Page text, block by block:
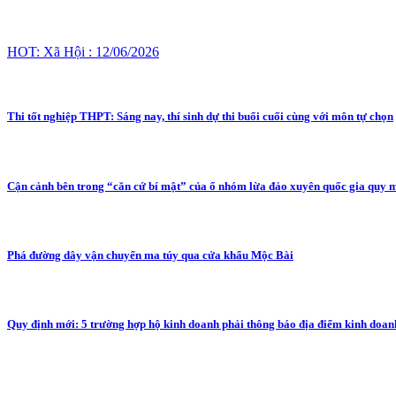
HOT: Xã Hội : 12/06/2026
Thi tốt nghiệp THPT: Sáng nay, thí sinh dự thi buổi cuối cùng với môn tự chọn
Cận cảnh bên trong “căn cứ bí mật” của ổ nhóm lừa đảo xuyên quốc gia quy
Phá đường dây vận chuyển ma túy qua cửa khẩu Mộc Bài
Quy định mới: 5 trường hợp hộ kinh doanh phải thông báo địa điểm kinh